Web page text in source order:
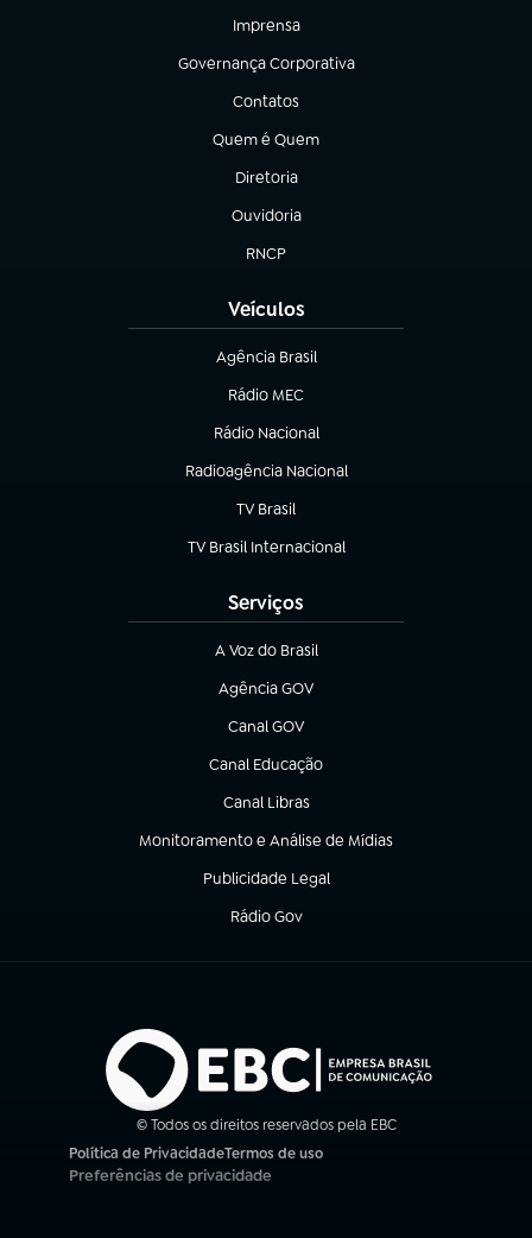
Imprensa
(abre em nova aba)
Governança Corporativa
(abre em nova aba)
Contatos
(abre em nova aba)
Quem é Quem
(abre em nova aba)
Diretoria
(abre em nova aba)
Ouvidoria
(abre em nova aba)
RNCP
(abre em nova aba)
Veículos
Agência Brasil
(abre em nova aba)
Rádio MEC
Rádio Nacional
(abre em nova aba)
Radioagência Nacional
(abre em nova aba)
TV Brasil
(abre em nova aba)
TV Brasil Internacional
(abre em nova aba)
Serviços
A Voz do Brasil
(abre em nova aba)
Agência GOV
(abre em nova aba)
Canal GOV
(abre em nova aba)
Canal Educação
(abre em nova aba)
Canal Libras
(abre em nova aba)
Monitoramento e Análise de Mídias
(abre em nova aba)
Publicidade Legal
(abre em nova aba)
Rádio Gov
(abre em nova aba)
© Todos os direitos reservados pela EBC
Política de Privacidade
(abre em nova aba)
Termos de uso
(abre em nova aba)
Preferências de privacidade